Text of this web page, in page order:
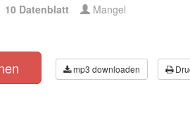
10 Datenblatt Mangel
mp3 downloaden